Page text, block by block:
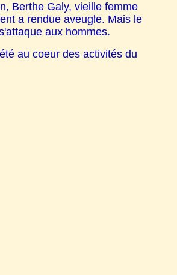
Berthe Galy, vieille femme
a rendue aveugle. Mais le
aux hommes.
au coeur des activités du